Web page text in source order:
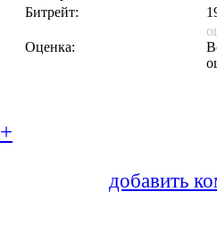
Битрейт:
Оценка:
+
добавить